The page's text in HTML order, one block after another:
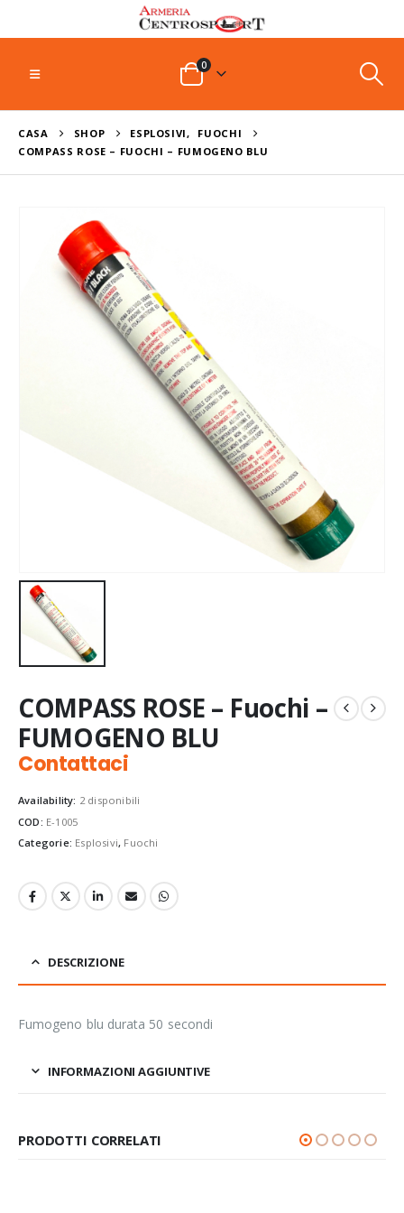
0
CASA SHOP ESPLOSIVI,
FUOCHI
COMPASS ROSE – FUOCHI – FUMOGENO BLU
COMPASS ROSE – Fuochi –
FUMOGENO BLU
Contattaci
Availability: 2 disponibili
COD: E-1005
Categorie: Esplosivi, Fuochi
DESCRIZIONE
Fumogeno blu durata 50 secondi
INFORMAZIONI AGGIUNTIVE
PRODOTTI CORRELATI